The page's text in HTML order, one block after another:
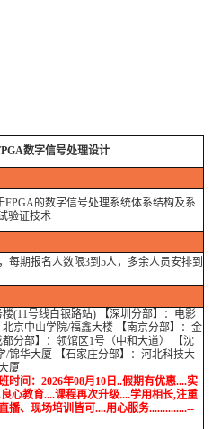
数字信号处理设计
FPGA的数字信号处理系统体系结构及系
验证技术
期报名人数限3到5人，多余人员安排到
(11号线白银路站) 【深圳分部】：电影
京中山学院/福鑫大楼 【南京分部】：金
分部】：领馆区1号（中和大道） 【沈
/锦华大厦 【石家庄分部】：河北科技大
厦
时间：2026年08月10日..假期有优惠....实
心教育....课程再次升级....学用相长,注重
播、现场培训皆可....用心服务..............--